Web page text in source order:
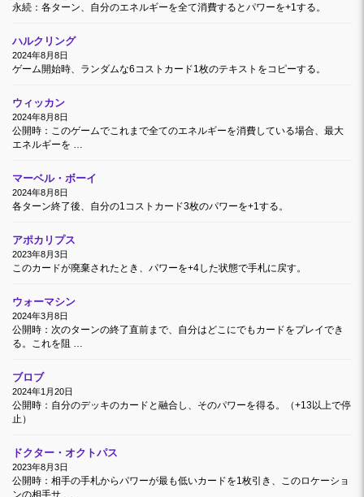
永続：各ターン、自分のエネルギーを全て消費するとパワーを+1する。
ハルクリング
2024年8月8日
ゲーム開始時、ランダムな6コストカード1枚のテキストをコピーする。
ウィッカン
2024年8月8日
公開時：このゲームでこれまで全てのエネルギーを消費している場合、最大
エネルギーを …
マーベル・ボーイ
2024年8月8日
各ターン終了後、自分の1コストカード3枚のパワーを+1する。
アポカリプス
2023年8月3日
このカードが廃棄されたとき、パワーを+4した状態で手札に戻す。
ウォーマシン
2024年3月8日
公開時：次のターンの終了直前まで、自分はどこにでもカードをプレイでき
る。これを阻 …
ブロブ
2024年1月20日
公開時：自分のデッキのカードと融合し、そのパワーを得る。（+13以上で停
止）
ドクター・オクトパス
2023年8月3日
公開時：相手の手札からパワーが最も低いカードを1枚引き、このロケーショ
ンの相手サ …